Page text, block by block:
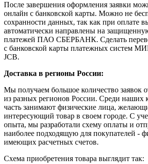
После завершения оформления заявки
онлайн с банковской карты. Можно не
сохранности данных, так как при оплате
автоматически направлены на
платежей ПАО СБЕРБАНК. Сделать
с банковской карты платежных систем
JCB.
Доставка в регионы России:
Мы получаем большое количество заявок
из разных регионов России. Среди наших
часть занимают физические лица,
интересующий товар в своем городе. С
опыта, мы разработали схему оплаты и
наиболее подходящую для покупателей -
имеющих расчетных счетов.
Схема приобретения товара выглядит так: